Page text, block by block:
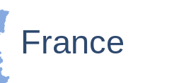
France